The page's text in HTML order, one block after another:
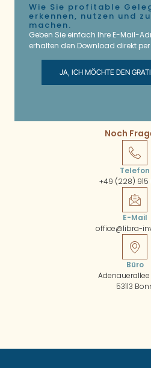
Wie Sie profitable
erkennen, nutzen und
machen.
Geben Sie einfach Ihre E-Mail-
erhalten den Download direkt
JA, ICH MÖCHTE DEN
Noch
Telefon
+49 (228) 915
E-Mail
office@libra-
Büro
53113